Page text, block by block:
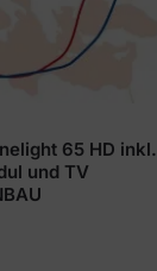
65 HD inkl.
und TV